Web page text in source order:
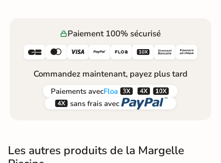
Paiement 100% sécurisé
     
Commandez maintenant, payez plus tard
Paiements avecFloa  
 sans frais avec 
Les autres produits de la Margelle